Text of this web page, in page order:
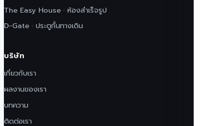
The Easy House · ห้องสำเร็จรูป
D-Gate · ประตูกั้นทางเดิน
บริษัท
เกี่ยวกับเรา
ผลงานของเรา
บทความ
ติดต่อเรา